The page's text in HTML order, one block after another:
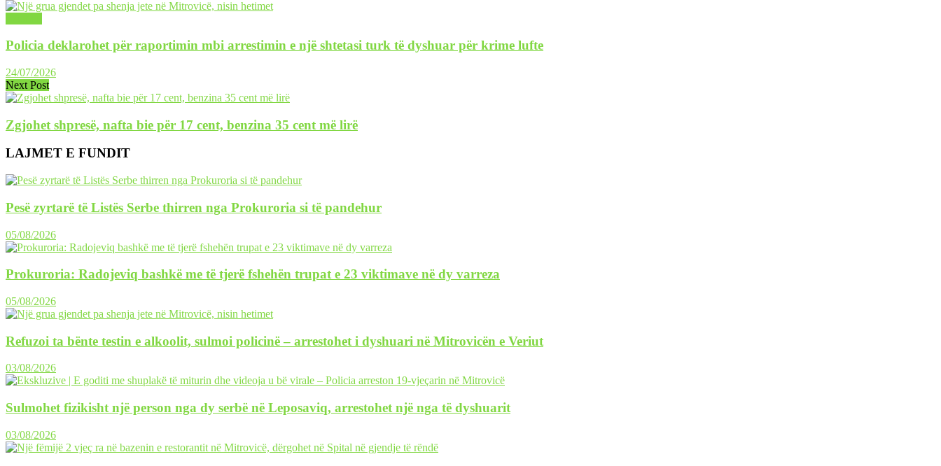
Policia deklarohet për raportimin mbi arrestimin e një shtetasi turk të dyshuar për krime lufte
24/07/2026
Next Post
Zgjohet shpresë, nafta bie për 17 cent, benzina 35 cent më lirë
LAJMET E FUNDIT
Pesë zyrtarë të Listës Serbe thirren nga Prokuroria si të pandehur
05/08/2026
Prokuroria: Radojeviq bashkë me të tjerë fshehën trupat e 23 viktimave në dy varreza
05/08/2026
Refuzoi ta bënte testin e alkoolit, sulmoi policinë – arrestohet i dyshuari në Mitrovicën e Veriut
03/08/2026
Sulmohet fizikisht një person nga dy serbë në Leposaviq, arrestohet një nga të dyshuarit
03/08/2026